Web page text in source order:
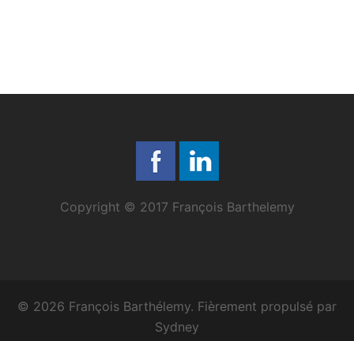
Copyright © 2017 François Barthelemy
© 2026 François Barthélemy. Fièrement propulsé par
Sydney